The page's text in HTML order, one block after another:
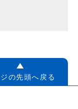
の先頭へ戻る